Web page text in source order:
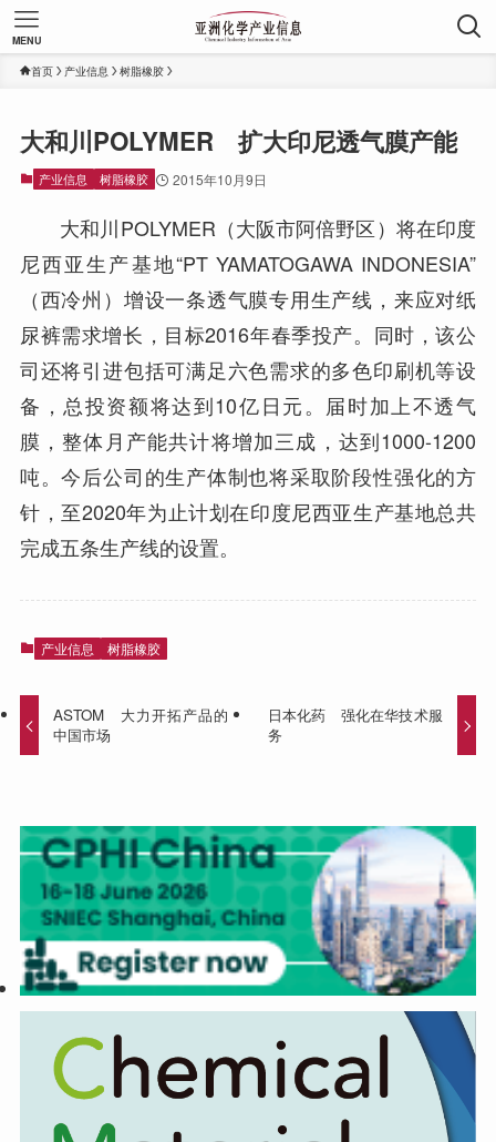
MENU
首页 产业信息 树脂橡胶
大和川POLYMER 扩大印尼透气膜产能
产业信息 树脂橡胶 2015年10月9日
大和川POLYMER（大阪市阿倍野区）将在印度
尼西亚生产基地“PT YAMATOGAWA INDONESIA”
（西冷州）增设一条透气膜专用生产线，来应对纸
尿裤需求增长，目标2016年春季投产。同时，该公
司还将引进包括可满足六色需求的多色印刷机等设
备，总投资额将达到10亿日元。届时加上不透气
膜，整体月产能共计将增加三成，达到1000-1200
吨。今后公司的生产体制也将采取阶段性强化的方
针，至2020年为止计划在印度尼西亚生产基地总共
完成五条生产线的设置。
产业信息 树脂橡胶
ASTOM 大力开拓产品的
中国市场
日本化药 强化在华技术服
务